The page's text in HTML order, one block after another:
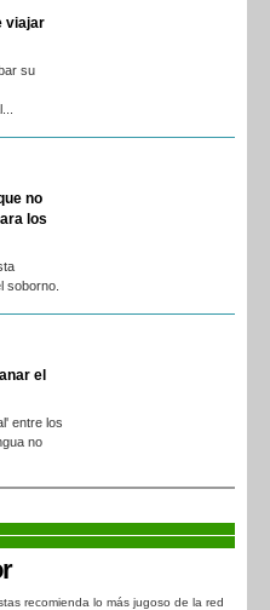
viajar
su
no
los
soborno.
el
entre los
no
recomienda lo más jugoso de la red